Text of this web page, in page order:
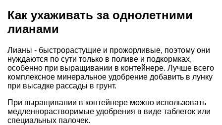
Как ухаживать за однолетними
лианами
Лианы - быстрорастущие и прожорливые, поэтому они
нуждаются по сути только в поливе и подкормках,
особенно при выращивании в контейнере. Лучше всего
комплексное минеральное удобрение добавить в лунку
при высадке рассады в грунт.
При выращивании в контейнере можно использовать
медленнорастворимые удобрения в виде таблеток или
специальных палочек.